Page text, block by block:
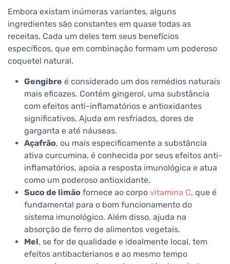
Embora existam inúmeras variantes, alguns
ingredientes são constantes em quase todas as
receitas. Cada um deles tem seus benefícios
específicos, que em combinação formam um poderoso
coquetel natural.
Gengibre é considerado um dos remédios naturais
mais eficazes. Contém gingerol, uma substância
com efeitos anti-inflamatórios e antioxidantes
significativos. Ajuda em resfriados, dores de
garganta e até náuseas.
Açafrão, ou mais especificamente a substância
ativa curcumina, é conhecida por seus efeitos anti-
inflamatórios, apoia a resposta imunológica e atua
como um poderoso antioxidante.
Suco de limão fornece ao corpo vitamina C, que é
fundamental para o bom funcionamento do
sistema imunológico. Além disso, ajuda na
absorção de ferro de alimentos vegetais.
Mel, se for de qualidade e idealmente local, tem
efeitos antibacterianos e ao mesmo tempo